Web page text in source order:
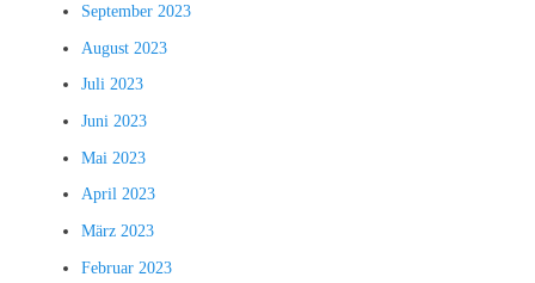
September 2023
August 2023
Juli 2023
Juni 2023
Mai 2023
April 2023
März 2023
Februar 2023